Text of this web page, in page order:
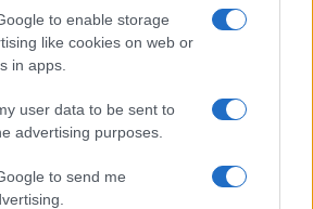
to enable storage
like cookies on web or
in apps.
user data to be sent to
advertising purposes.
to send me
para o curto ou longo prazo, é
a análise técnica e
Stromeo